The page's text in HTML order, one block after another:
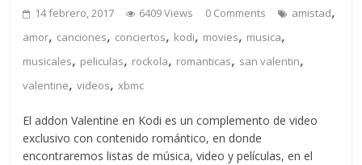
14 febrero, 2017 6409 Views 0 Comments amistad,
amor, canciones, conciertos, kodi, movies, musica,
musicales, peliculas, rockola, romanticas, san valentin,
valentine,videos,xbmc
El addon Valentine en Kodi es un complemento de video
exclusivo con contenido romántico, en donde
encontraremos listas de música, video y películas, en el